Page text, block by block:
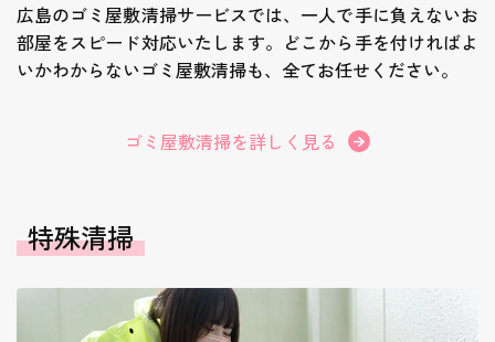
広島のゴミ屋敷清掃サービスでは、一人で手に負えないお
部屋をスピード対応いたします。どこから手を付ければよ
いかわからないゴミ屋敷清掃も、全てお任せください。
ゴミ屋敷清掃を詳しく見る
特殊清掃